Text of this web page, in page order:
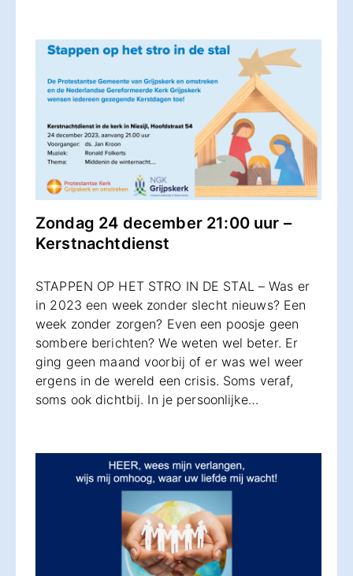
Zondag 24 december 21:00 uur –
Kerstnachtdienst
STAPPEN OP HET STRO IN DE STAL – Was er
in 2023 een week zonder slecht nieuws? Een
week zonder zorgen? Even een poosje geen
sombere berichten? We weten wel beter. Er
ging geen maand voorbij of er was wel weer
ergens in de wereld een crisis. Soms veraf,
soms ook dichtbij. In je persoonlijke…